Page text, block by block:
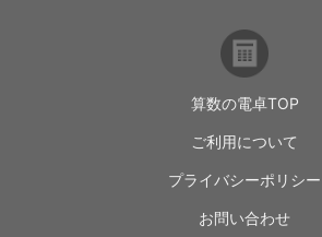
算数の電卓TOP
ご利用について
プライバシーポリシー
お問い合わせ